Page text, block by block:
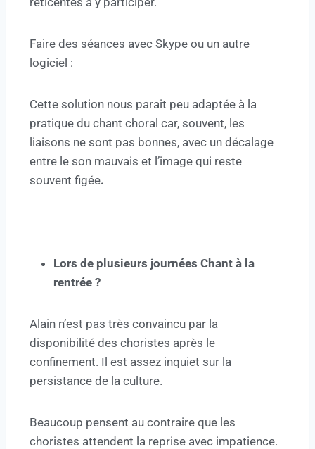
Faire des séances avec Skype ou un autre
logiciel :
Cette solution nous parait peu adaptée à la
pratique du chant choral car, souvent, les
liaisons ne sont pas bonnes, avec un décalage
entre le son mauvais et l’image qui reste
souvent figée.
Lors de plusieurs journées Chant à la
rentrée ?
Alain n’est pas très convaincu par la
disponibilité des choristes après le
confinement. Il est assez inquiet sur la
persistance de la culture.
Beaucoup pensent au contraire que les
choristes attendent la reprise avec impatience.